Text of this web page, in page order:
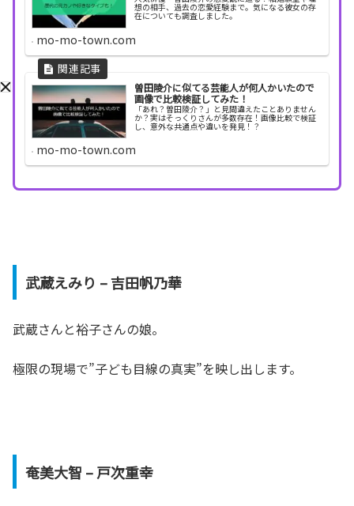
想の相手、過去の恋愛経験まで。気になる彼女の存
在についても調査しました。
mo-mo-town.com
曽田陵介に似てる芸能人が何人かいたので
画像で比較検証してみた！
「あれ？曽田陵介？」と見間違えたことありません
か？実はそっくりさんが多数存在！画像比較で検証
し、意外な共通点や違いを発見！？
mo-mo-town.com
武蔵えみり – 吉田帆乃華
武蔵さんと裕子さんの娘。
極限の現場で”子ども目線の真実”を映し出します。
奄美大智 – 戸次重幸